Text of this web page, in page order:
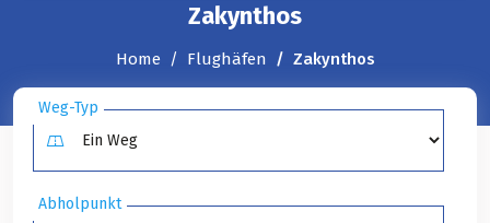
Zakynthos
Home Flughäfen Zakynthos
Weg-Typ
Abholpunkt